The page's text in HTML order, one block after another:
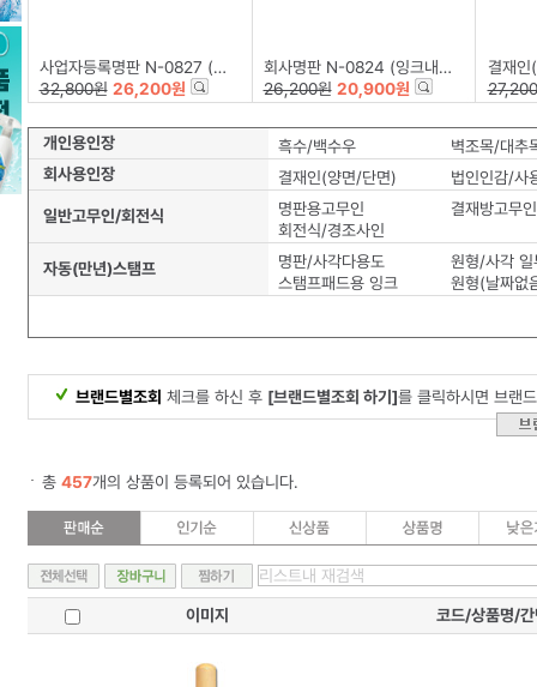
사업자등록명판 N-0827 (잉크내장형고무인/50x30mm)
32,800원 26,200원
회사명판 N-0824 (잉크내장형고무인/58x22mm)
26,200원 20,900원
결재인(잉
개인용인장 흑수/백수우
벽조목/대추
회사용인장
결재인(양면/단면)
법인인감/사
일반고무인/회전식
명판용고무인
결재방고무인
회전식/경조사인
자동(만년)스탬프
명판/사각다용도
스탬프패드용 잉크
원형(날짜없
브랜드별조회 체크를 하신 후 [브랜드별조회 하기]를 클릭하시면 브랜
총 457개의 상품이 등록되어 있습니다.
이미지 코드/상품명/간